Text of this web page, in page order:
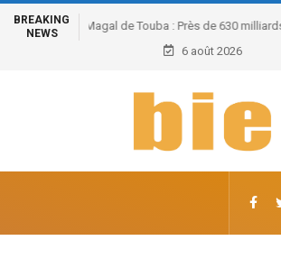
BREAKING
NEWS
Séminaire des chambres
l’intégration régionale de
6 août 2026